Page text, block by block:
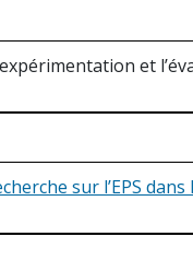
et
sur l’EPS